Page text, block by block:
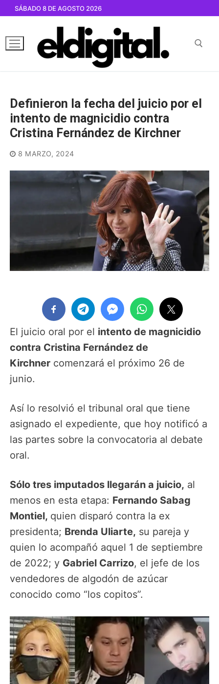
contenido
SÁBADO 8 DE AGOSTO 2026
Definieron la fecha del juicio por el
intento de magnicidio contra
Cristina Fernández de Kirchner
8 MARZO, 2024
El juicio oral por el intento de magnicidio
contra Cristina Fernández de
Kirchner comenzará el próximo 26 de
junio.
Así lo resolvió el tribunal oral que tiene
asignado el expediente, que hoy notificó a
las partes sobre la convocatoria al debate
oral.
Sólo tres imputados llegarán a juicio, al
menos en esta etapa: Fernando Sabag
Montiel, quien disparó contra la ex
presidenta; Brenda Uliarte, su pareja y
quien lo acompañó aquel 1 de septiembre
de 2022; y Gabriel Carrizo, el jefe de los
vendedores de algodón de azúcar
conocido como “los copitos”.